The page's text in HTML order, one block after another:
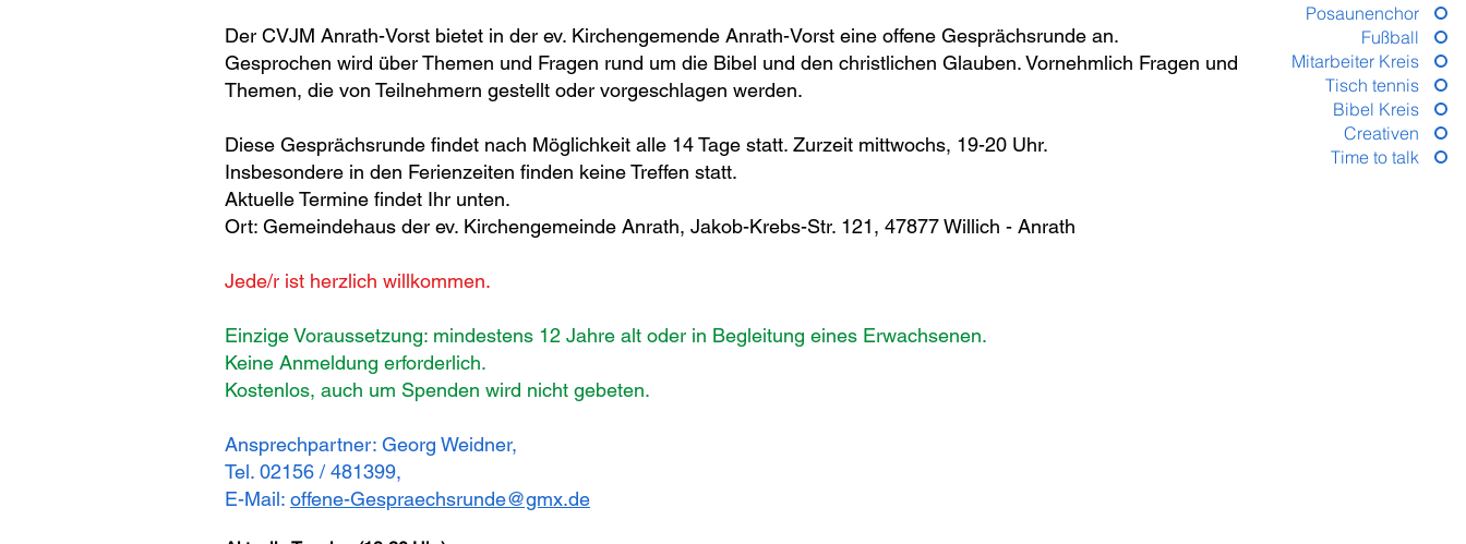
Posaunenchor
Fußball
Mitarbeiter Kreis
Tisch tennis
Bibel Kreis
Creativen
Time to talk
Der CVJM Anrath-Vorst bietet in der ev. Kirchengemende Anrath-Vorst eine offene Gesprächsrunde an.
Gesprochen wird über Themen und Fragen rund um die Bibel und den christlichen Glauben. Vornehmlich Fragen und
Themen, die von Teilnehmern gestellt oder vorgeschlagen werden.
Diese Gesprächsrunde findet nach Möglichkeit alle 14 Tage statt. Zurzeit mittwochs, 19-20 Uhr.
Insbesondere in den Ferienzeiten finden keine Treffen statt.
Aktuelle Termine findet Ihr unten.
Ort: Gemeindehaus der ev. Kirchengemeinde Anrath, Jakob-Krebs-Str. 121, 47877 Willich - Anrath
Jede/r ist herzlich willkommen.
Einzige Voraussetzung: mindestens 12 Jahre alt oder in Begleitung eines Erwachsenen.
Keine Anmeldung erforderlich.
Kostenlos, auch um Spenden wird nicht gebeten.
Ansprechpartner: Georg Weidner,
Tel. 02156 / 481399,
E-Mail: offene-Gespraechsrunde@gmx.de